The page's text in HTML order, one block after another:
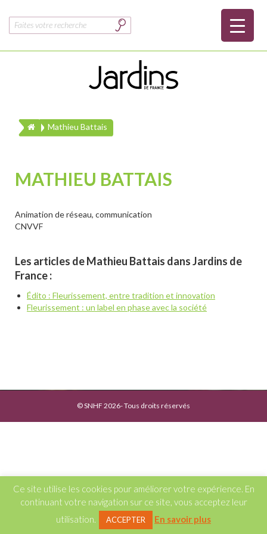
Rechercher :
Mathieu Battais
MATHIEU BATTAIS
Animation de réseau, communication
CNVVF
Les articles de Mathieu Battais dans Jardins de
France :
Édito : Fleurissement, entre tradition et innovation
Fleurissement : un label en phase avec la société
© SNHF 2026- Tous droits réservés
Ce site utilise les cookies pour améliorer votre expérience. En
continuant votre navigation sur ce site, vous acceptez leur
utilisation.
ACCEPTER En savoir plus